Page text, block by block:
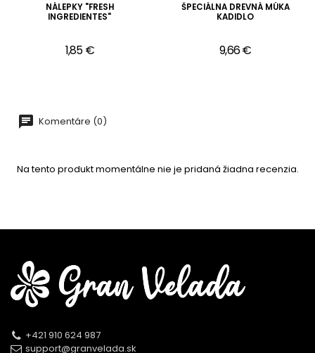
NÁLEPKY "FRESH
INGREDIENTES"
1,85 €
ŠPECIÁLNA DREVNÁ MÚKA
KADIDLO
9,66 €
Komentáre (0)
Na tento produkt momentálne nie je pridaná žiadna recenzia.
+421 910 624 987
support@granvelada.sk